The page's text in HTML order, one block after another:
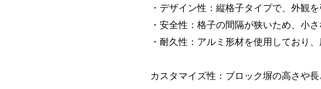
・デザイン性：縦格子タイプで、外観
・安全性：格子の間隔が狭いため、小
・耐久性：アルミ形材を使用しており
カスタマイズ性：ブロック塀の高さや